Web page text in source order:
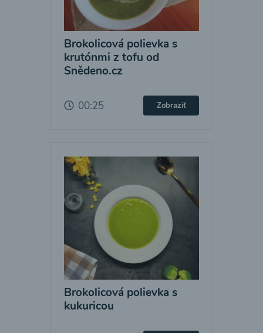
Brokolicová polievka s
krutónmi z tofu od
Snědeno.cz
00:25 Zobraziť
Brokolicová polievka s
kukuricou